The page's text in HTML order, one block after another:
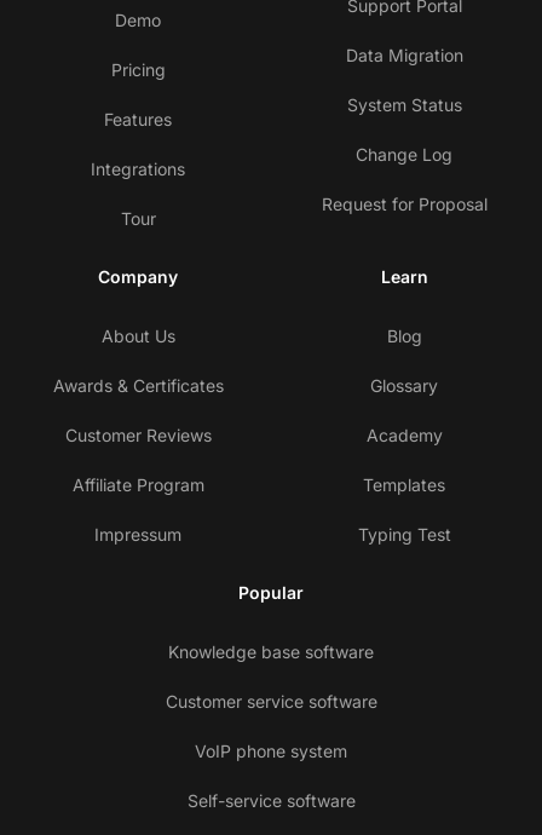
Demo
Pricing
Features
Integrations
Tour
Support Portal
Data Migration
System Status
Change Log
Request for Proposal
Company
About Us
Awards & Certificates
Customer Reviews
Affiliate Program
Impressum
Learn
Blog
Glossary
Academy
Templates
Typing Test
Popular
Knowledge base software
Customer service software
VoIP phone system
Self-service software